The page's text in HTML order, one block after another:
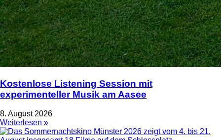
Kostenlose Listening Session mit
experimenteller Musik am Aasee
8. August 2026
Weiterlesen »